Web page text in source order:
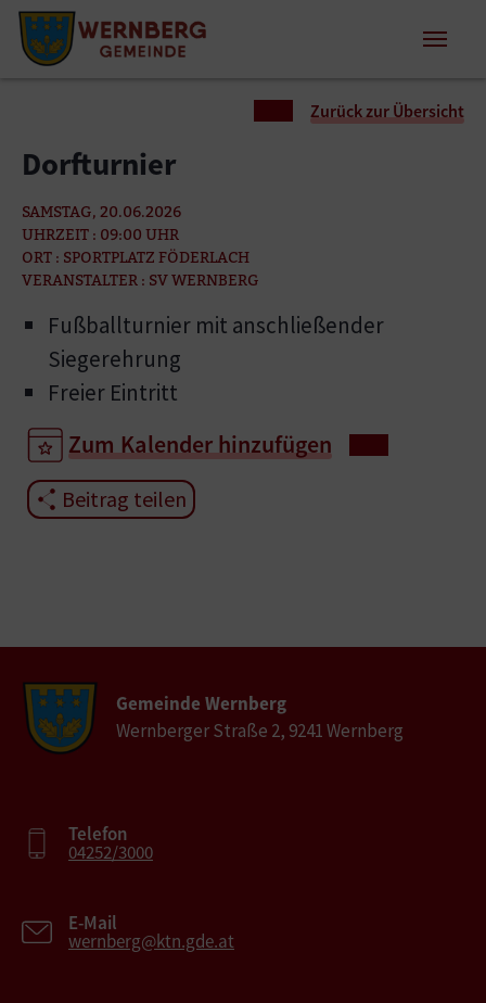
Zum Inhalt springen
Zum Seitenende springen
Zurück zur Übersicht
Dorfturnier
SAMSTAG, 20.06.2026
UHRZEIT : 09:00 UHR
ORT : SPORTPLATZ FÖDERLACH
VERANSTALTER : SV WERNBERG
Fußballturnier mit anschließender
Siegerehrung
Freier Eintritt
Zum Kalender hinzufügen
Beitrag teilen
Gemeinde Wernberg
Wernberger Straße 2, 9241 Wernberg
Telefon
04252/3000
E-Mail
wernberg@ktn.gde.at